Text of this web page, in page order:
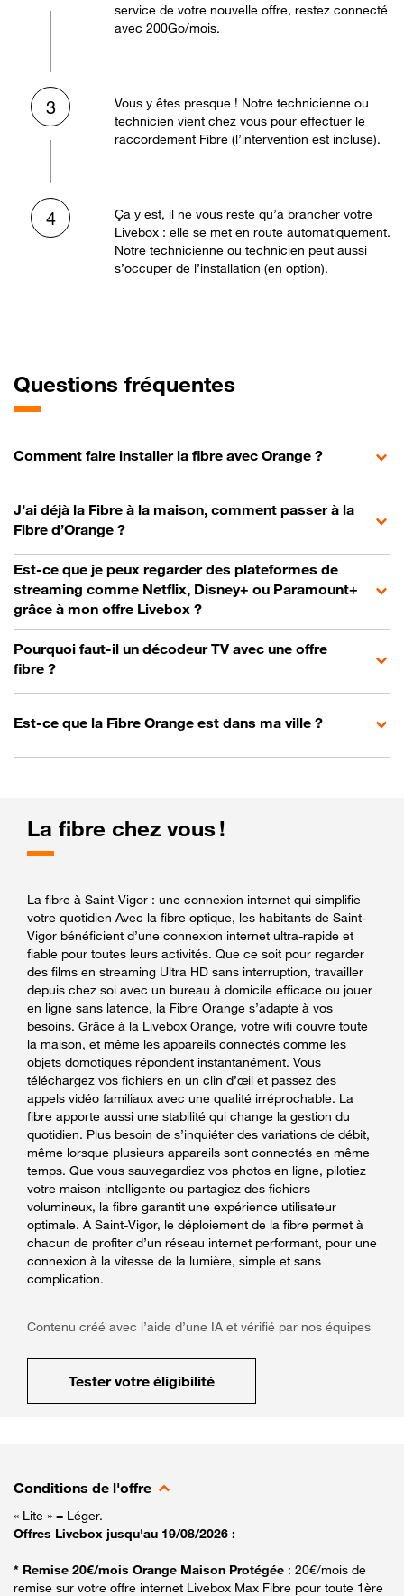
service de votre nouvelle offre, restez connecté
avec 200Go/mois.
3
Vous y êtes presque ! Notre technicienne ou
technicien vient chez vous pour effectuer le
raccordement Fibre (l’intervention est incluse).
4
Ça y est, il ne vous reste qu’à brancher votre
Livebox : elle se met en route automatiquement.
Notre technicienne ou technicien peut aussi
s’occuper de l’installation (en option).
Questions fréquentes
Comment faire installer la fibre avec Orange ?
J’ai déjà la Fibre à la maison, comment passer à la
Fibre d’Orange ?
Est-ce que je peux regarder des plateformes de
streaming comme Netflix, Disney+ ou Paramount+
grâce à mon offre Livebox ?
Pourquoi faut-il un décodeur TV avec une offre
fibre ?
Est-ce que la Fibre Orange est dans ma ville ?
La fibre chez vous !
La fibre à Saint-Vigor : une connexion internet qui simplifie
votre quotidien Avec la fibre optique, les habitants de Saint-
Vigor bénéficient d’une connexion internet ultra-rapide et
fiable pour toutes leurs activités. Que ce soit pour regarder
des films en streaming Ultra HD sans interruption, travailler
depuis chez soi avec un bureau à domicile efficace ou jouer
en ligne sans latence, la Fibre Orange s’adapte à vos
besoins. Grâce à la Livebox Orange, votre wifi couvre toute
la maison, et même les appareils connectés comme les
objets domotiques répondent instantanément. Vous
téléchargez vos fichiers en un clin d’œil et passez des
appels vidéo familiaux avec une qualité irréprochable. La
fibre apporte aussi une stabilité qui change la gestion du
quotidien. Plus besoin de s’inquiéter des variations de débit,
même lorsque plusieurs appareils sont connectés en même
temps. Que vous sauvegardiez vos photos en ligne, pilotiez
votre maison intelligente ou partagiez des fichiers
volumineux, la fibre garantit une expérience utilisateur
optimale. À Saint-Vigor, le déploiement de la fibre permet à
chacun de profiter d’un réseau internet performant, pour une
connexion à la vitesse de la lumière, simple et sans
complication.
Contenu créé avec l’aide d’une IA et vérifié par nos équipes
Tester votre éligibilité
Conditions de l'offre
« Lite » = Léger.
Offres Livebox jusqu'au 19/08/2026 :
* Remise 20€/mois Orange Maison Protégée : 20€/mois de
remise sur votre offre internet Livebox Max Fibre pour toute 1ère